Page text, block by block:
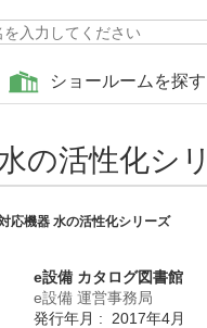
ショールームを探す
の活性化シ
応機器 水の活性化シリーズ
e設備 カタログ図書館
e設備 運営事務局
発行年月 : 2017年4月